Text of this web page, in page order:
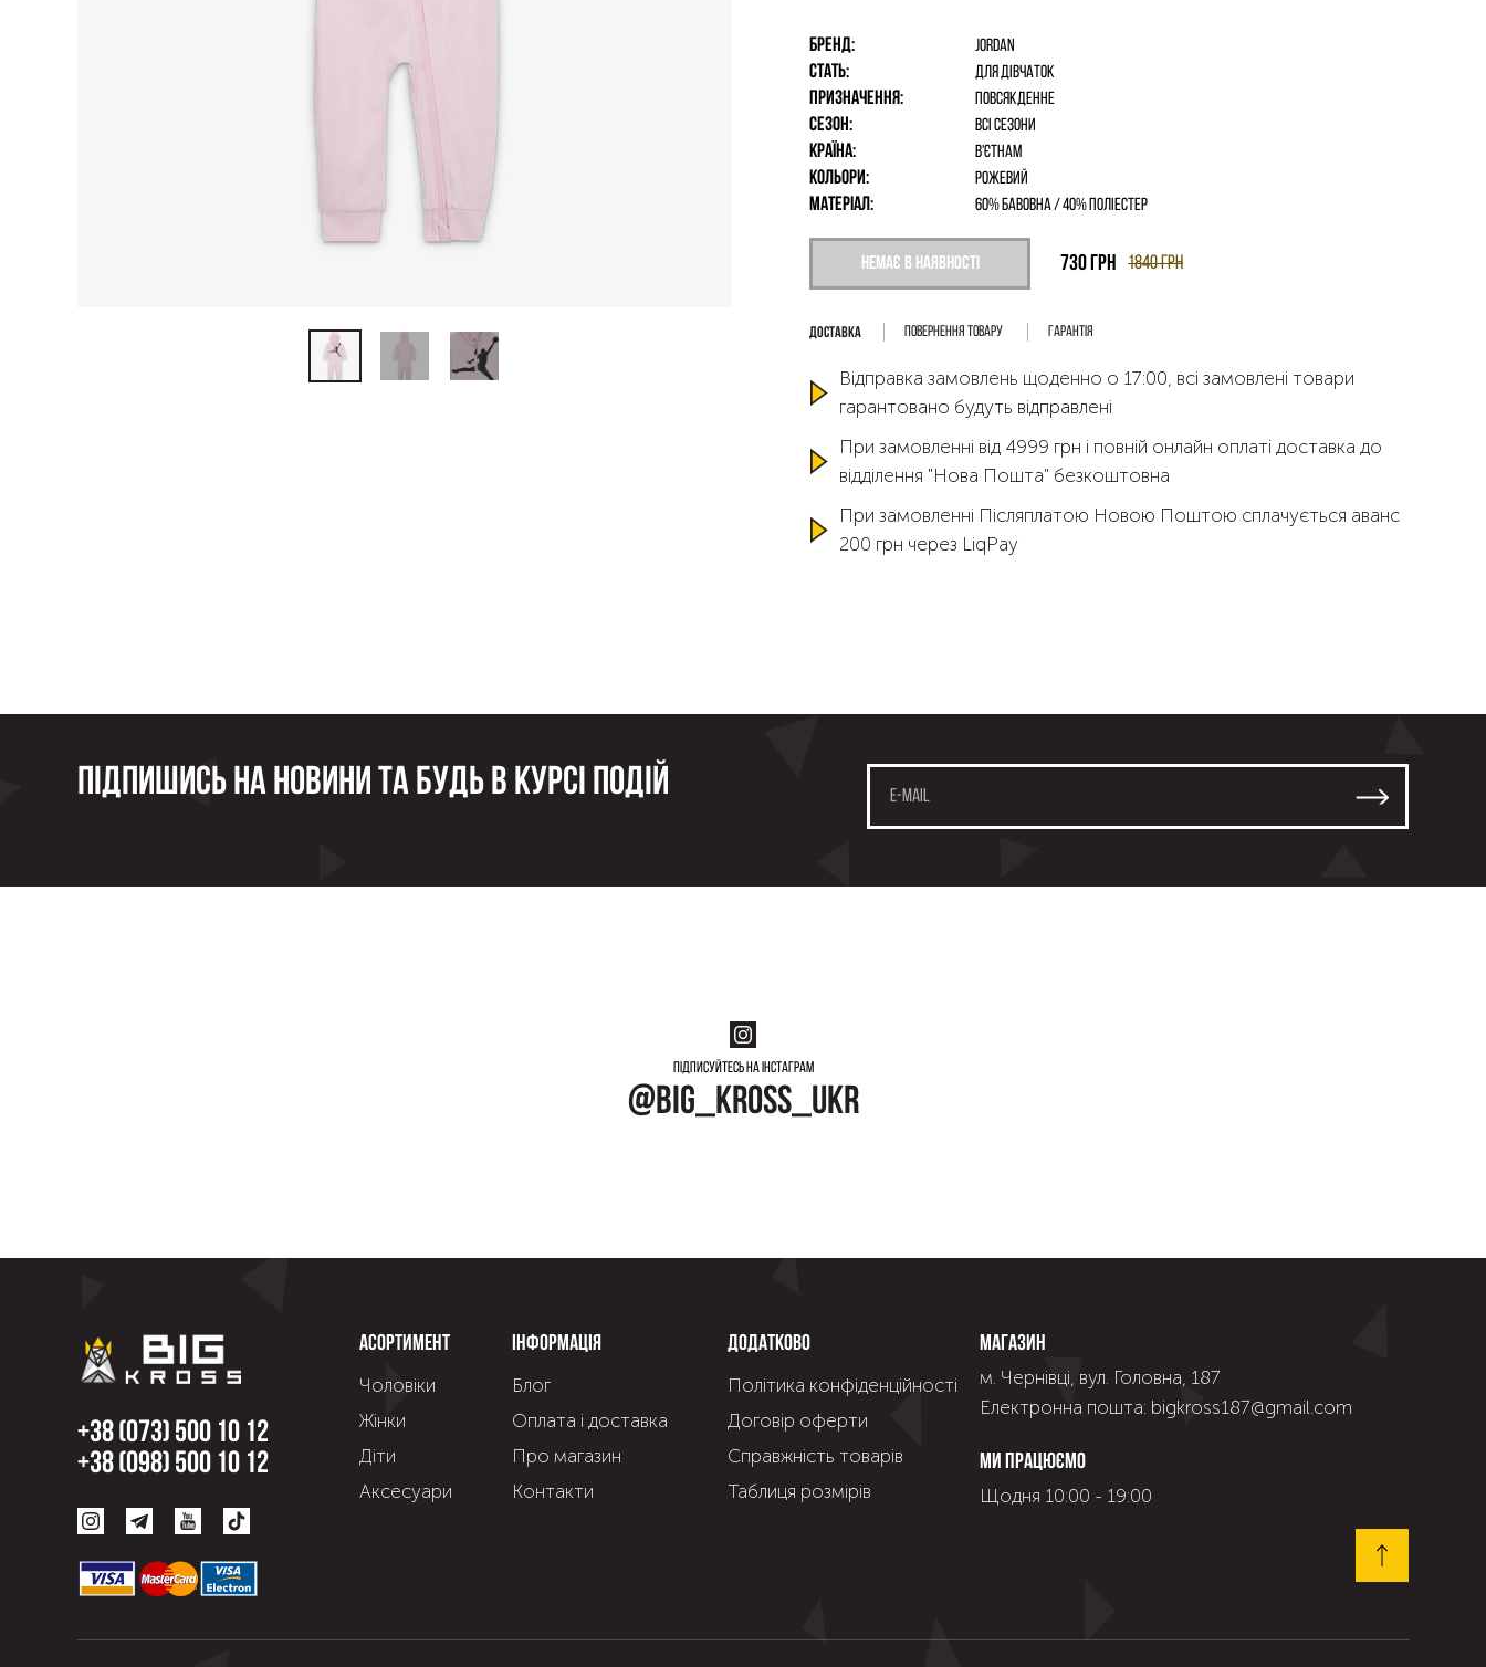
Бренд: Jordan
Стать: для дівчаток
Призначення: Повсякденне
Сезон: Всі сезони
Країна: В'єтнам
Кольори: Рожевий
Матеріал: 60% бавовна / 40% поліестер
Немає в наявності 1840грн
730 грн
Повернення товару Гарантія
Відправка замовлень щоденно о 17:00, всі замовлені товари
гарантовано будуть відправлені
При замовленні від 4999 грн і повній онлайн оплаті доставка до
відділення "Нова Пошта" безкоштовна
При замовленні Післяплатою Новою Поштою сплачується аванс
200 грн через LiqPay
Підпишись на новини та будь в курсі подій
Підписуйтесь на інстаграм
@big_kross_ukr
+38 (073) 500 10 12
+38 (098) 500 10 12
Асортимент
Чоловіки
Жінки
Діти
Аксесуари
Інформація
Блог
Оплата і доставка
Про магазин
Контакти
Додатково
Політика конфіденційності
Договір оферти
Справжнiсть товарiв
Таблиця розмірів
Магазин
м. Чернівці, вул. Головна, 187
Електронна пошта: bigkross187@gmail.com
Ми працюємо
Щодня 10:00 - 19:00